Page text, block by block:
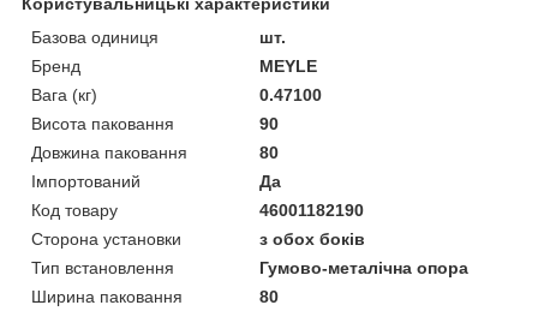
Базова одиниця
шт.
Бренд
MEYLE
Вага (кг)
0.47100
Висота паковання
90
Довжина паковання
80
Імпортований
Да
Код товару
46001182190
Сторона установки
з обох боків
Тип встановлення
Гумово-металічна опора
Ширина паковання
80